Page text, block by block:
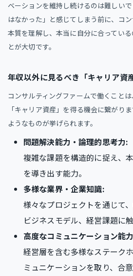
ベーションを維持し続けるのは難しい
はなかった」と感じてしまう前に、コ
本質を理解し、本当に自分に合ってい
とが大切です。
年収以外に見るべき「キャリア資
コンサルティングファームで働くこと
「キャリア資産」を得る機会に繋がり
ようなものが挙げられます。
問題解決能力・論理的思考力:
複雑な課題を構造的に捉え、
を導き出す能力。
多様な業界・企業知識:
様々なプロジェクトを通じて
ビジネスモデル、経営課題に
高度なコミュニケーション能
経営層を含む多様なステーク
ミュニケーションを取り、合